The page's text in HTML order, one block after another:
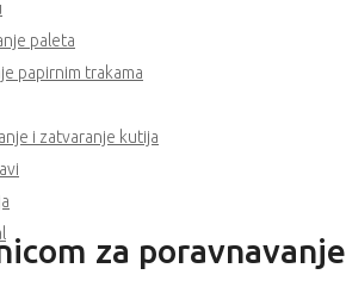
paleta
papirnim trakama
i zatvaranje kutija
za poravnavanje